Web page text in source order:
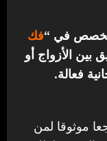
متخصص في “فك
بين الأزواج أو
فعالة.
موثوقا لمن